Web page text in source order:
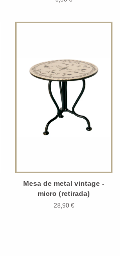
Mesa de metal vintage -
micro (retirada)
28,90 €